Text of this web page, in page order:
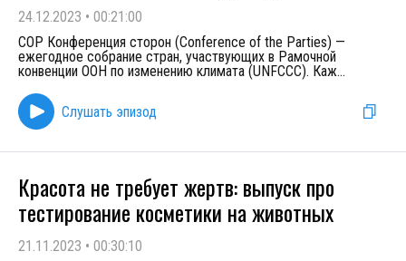
24.12.2023 • 00:21:00
COP Конференция сторон (Conference of the Parties) —
ежегодное собрание стран, участвующих в Рамочной
конвенции ООН по изменению климата (UNFCCC). Каж...
Слушать эпизод
Красота не требует жертв: выпуск про
тестирование косметики на животных
21.11.2023 • 00:30:10